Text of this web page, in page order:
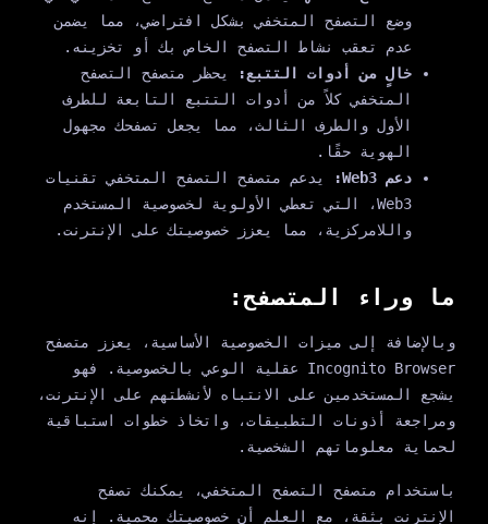
وضع التصفح المتخفي بشكل افتراضي، مما يضمن
عدم تعقب نشاط التصفح الخاص بك أو تخزينه.
خالٍ من أدوات التتبع:يحظر متصفح التصفح
المتخفي كلاً من أدوات التتبع التابعة للطرف
الأول والطرف الثالث، مما يجعل تصفحك مجهول
الهوية حقًا.
دعم Web3:
يدعم متصفح التصفح المتخفي تقنيات
Web3، التي تعطي الأولوية لخصوصية المستخدم
واللامركزية، مما يعزز خصوصيتك على الإنترنت.
ما وراء المتصفح:
وبالإضافة إلى ميزات الخصوصية الأساسية، يعزز متصفح
Incognito Browser عقلية الوعي بالخصوصية. فهو
يشجع المستخدمين على الانتباه لأنشطتهم على الإنترنت،
ومراجعة أذونات التطبيقات، واتخاذ خطوات استباقية
لحماية معلوماتهم الشخصية.
باستخدام متصفح التصفح المتخفي، يمكنك تصفح
الإنترنت بثقة، مع العلم أن خصوصيتك محمية. إنه